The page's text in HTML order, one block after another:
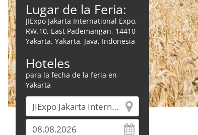
Lugar de la Feria:
JIExpo Jakarta International Expo,
RW.10, East Pademangan, 14410
Yakarta, Yakarta, Java, Indonesia
Hoteles
para la fecha de la feria en
Yakarta